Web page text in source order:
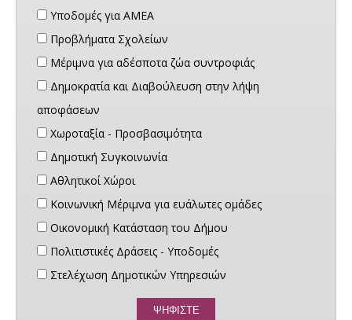
Υποδομές για ΑΜΕΑ
Προβλήματα Σχολείων
Μέριμνα για αδέσποτα ζώα συντροφιάς
Δημοκρατία και Διαβούλευση στην λήψη
αποφάσεων
Χωροταξία - Προσβασιμότητα
Δημοτική Συγκοινωνία
Αθλητικοί Χώροι
Κοινωνική Μέριμνα για ευάλωτες ομάδες
Οικονομική Κατάσταση του Δήμου
Πολιτιστικές Δράσεις - Υποδομές
Στελέχωση Δημοτικών Υπηρεσιών